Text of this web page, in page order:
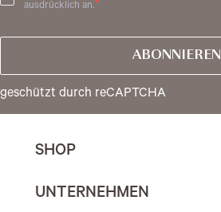
ausdrücklich an.
ABONNIEREN
geschützt durch reCAPTCHA
SHOP
UNTERNEHMEN